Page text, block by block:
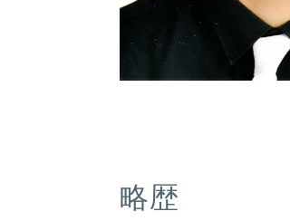
略歴